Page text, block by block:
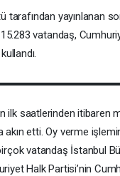
yayınlanan
vatandaş,
saatlerinden itibaren
etti. Oy verme
vatandaş İstanbul
Halk Partisi’nin